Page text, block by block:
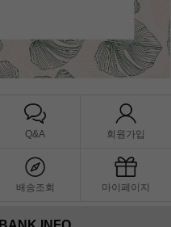
Q&A 회원가입
배송조회 마이페이지